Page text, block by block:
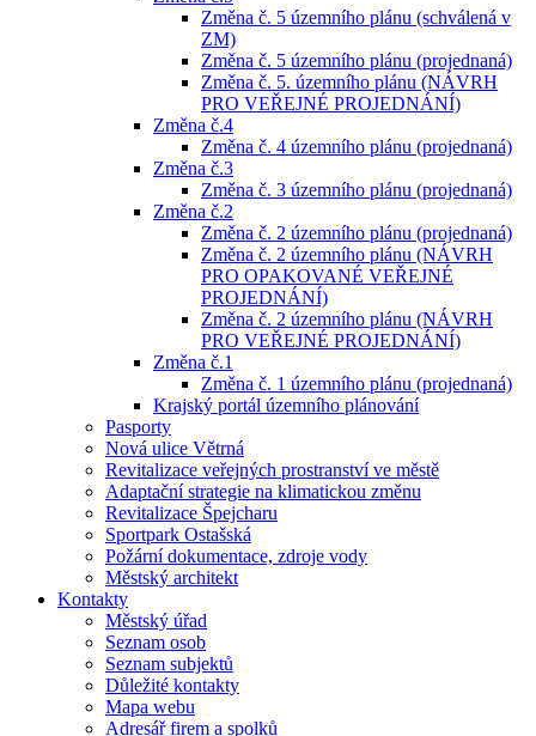
Změna č. 5 územního plánu (schválená v
ZM)
Změna č. 5 územního plánu (projednaná)
Změna č. 5. územního plánu (NÁVRH
PRO VEŘEJNÉ PROJEDNÁNÍ)
Změna č.4
Změna č. 4 územního plánu (projednaná)
Změna č.3
Změna č. 3 územního plánu (projednaná)
Změna č.2
Změna č. 2 územního plánu (projednaná)
Změna č. 2 územního plánu (NÁVRH
PRO OPAKOVANÉ VEŘEJNÉ
PROJEDNÁNÍ)
Změna č. 2 územního plánu (NÁVRH
PRO VEŘEJNÉ PROJEDNÁNÍ)
Změna č.1
Změna č. 1 územního plánu (projednaná)
Krajský portál územního plánování
Pasporty
Nová ulice Větrná
Revitalizace veřejných prostranství ve městě
Adaptační strategie na klimatickou změnu
Revitalizace Špejcharu
Sportpark Ostašská
Požární dokumentace, zdroje vody
Městský architekt
Kontakty
Městský úřad
Seznam osob
Seznam subjektů
Důležité kontakty
Mapa webu
Adresář firem a spolků